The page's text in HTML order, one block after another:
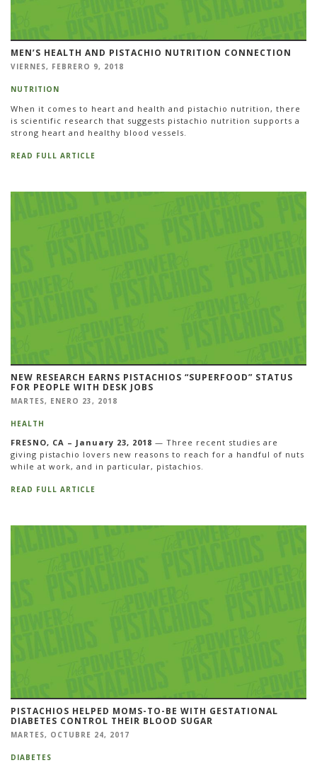
MEN’S HEALTH AND PISTACHIO NUTRITION CONNECTION
VIERNES, FEBRERO 9, 2018
NUTRITION
When it comes to heart and health and pistachio nutrition, there
is scientific research that suggests pistachio nutrition supports a
strong heart and healthy blood vessels.
READ FULL ARTICLE
NEW RESEARCH EARNS PISTACHIOS “SUPERFOOD” STATUS
FOR PEOPLE WITH DESK JOBS
MARTES, ENERO 23, 2018
HEALTH
FRESNO, CA – January 23, 2018 — Three recent studies are
giving pistachio lovers new reasons to reach for a handful of nuts
while at work, and in particular, pistachios.
READ FULL ARTICLE
PISTACHIOS HELPED MOMS-TO-BE WITH GESTATIONAL
DIABETES CONTROL THEIR BLOOD SUGAR
MARTES, OCTUBRE 24, 2017
DIABETES